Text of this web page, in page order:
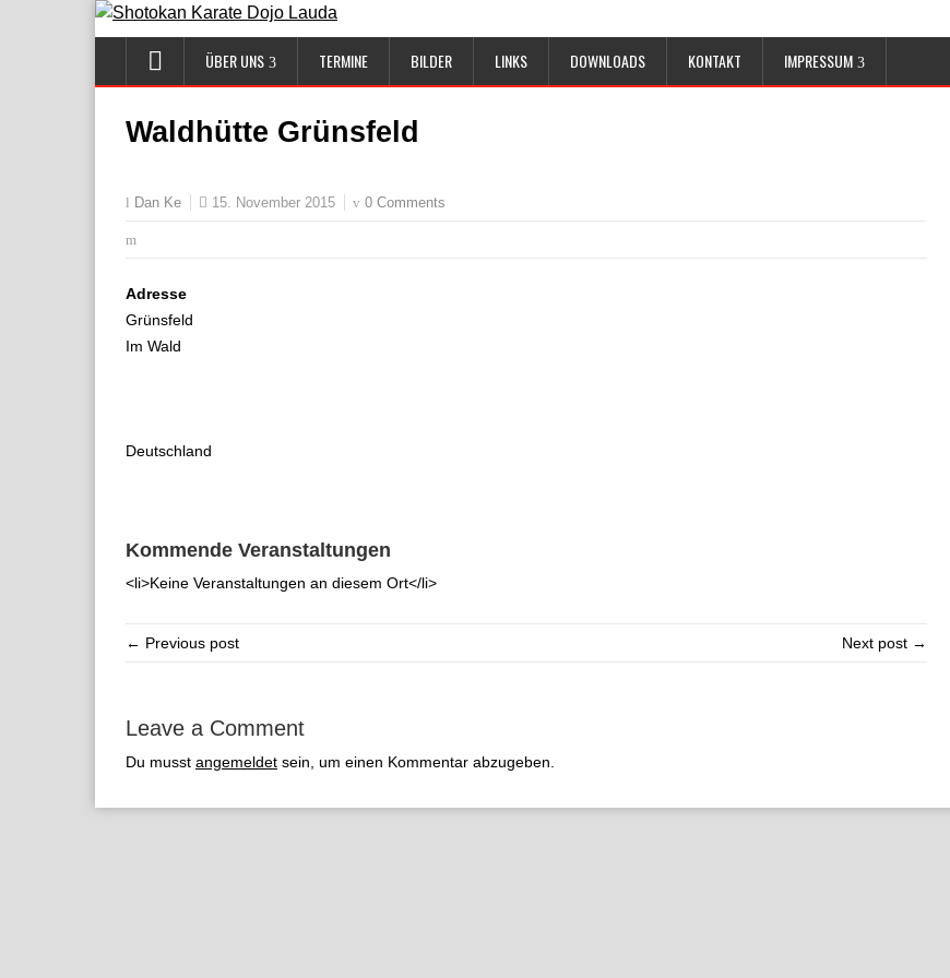
ÜBER UNS TERMINE BILDER LINKS DOWNLOADS KONTAKT IMPRESSUM
Waldhütte Grünsfeld
Dan Ke 15. November 2015 0 Comments
Adresse
Grünsfeld
Im Wald
Deutschland
Kommende Veranstaltungen
<li>Keine Veranstaltungen an diesem Ort</li>
← Previous post Next post →
Leave a Comment
Du musst angemeldet sein, um einen Kommentar abzugeben.